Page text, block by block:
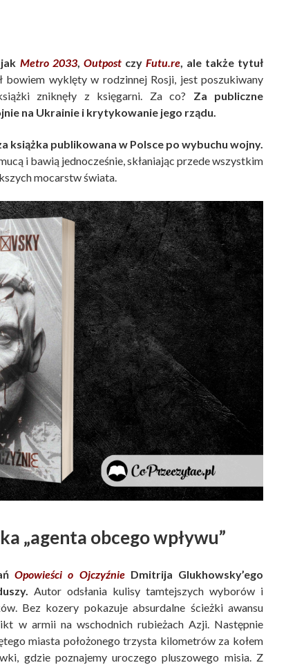
Metro 2033, Outpostczy Futu.re, ale także tytuł
bowiem wyklęty w rodzinnej Rosji, jest poszukiwany
zniknęły z księgarni. Za co? Za publiczne
na Ukrainie i krytykowanie jego rządu.
książka publikowana w Polsce po wybuchu wojny.
i bawią jednocześnie, skłaniając przede wszystkim
mocarstw świata.
„agenta obcego wpływu”
Opowieści o OjczyźnieDmitrija Glukhowsky’ego
Autor odsłania kulisy tamtejszych wyborów i
Bez kozery pokazuje absurdalne ścieżki awansu
w armii na wschodnich rubieżach Azji. Następnie
miasta położonego trzysta kilometrów za kołem
gdzie poznajemy uroczego pluszowego misia. Z